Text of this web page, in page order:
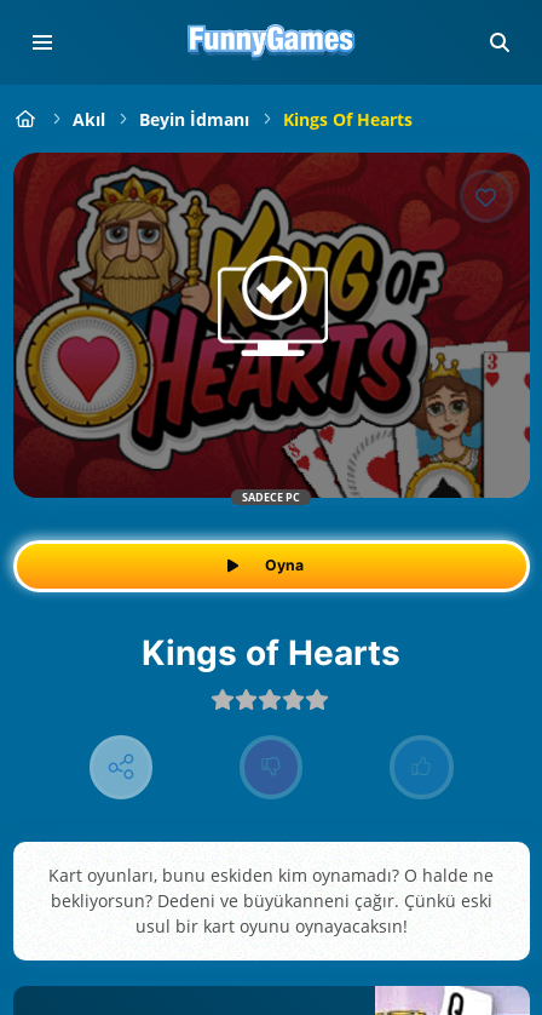
Akıl Beyin İdmanı Kings Of Hearts
SADECE PC
Oyna
Kings of Hearts
Kart oyunları, bunu eskiden kim oynamadı? O halde ne
bekliyorsun? Dedeni ve büyükanneni çağır. Çünkü eski
usul bir kart oyunu oynayacaksın!